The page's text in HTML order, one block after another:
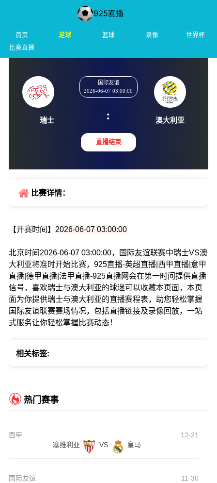
首页 足球 篮球 录像
世界杯
比赛直播
:
比赛详情：
【开赛时间】 2026-06-07 03:00:00
北京时间2026-06-07 03:00:00，国际友谊联赛中瑞士VS澳
大利亚将准时开始比赛，925直播-英超直播|西甲直播|意甲
直播|德甲直播|法甲直播-925直播网会在第一时间提供直播
信号，喜欢瑞士与澳大利亚的球迷可以收藏本页面，本页
面为你提供瑞士与澳大利亚的直播赛程表，助您轻松掌握
国际友谊联赛赛场情况，包括直播链接及录像回放，一站
式服务让你轻松掌握比赛动态！
相关标签:
热门赛事
西甲
12-21
塞维利亚
VS 皇马
国际友谊
11-30